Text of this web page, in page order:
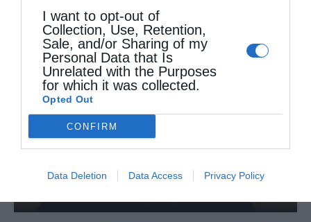
I want to opt-out of
Collection, Use, Retention,
Sale, and/or Sharing of my
Personal Data that Is
Unrelated with the Purposes
for which it was collected.
Opted Out
CONFIRM
Data Deletion Data Access Privacy Policy